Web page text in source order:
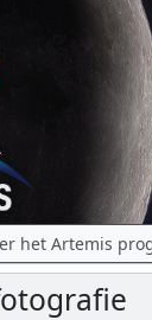
het Artemis